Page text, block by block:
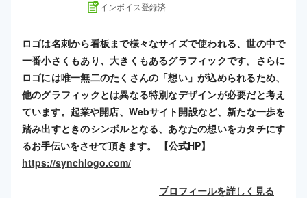
インボイス登録済
ロゴは名刺から看板まで様々なサイズで使われる、世の中で
一番小さくもあり、大きくもあるグラフィックです。さらに
ロゴには唯一無二のたくさんの「想い」が込められるため、
他のグラフィックとは異なる特別なデザインが必要だと考え
ています。起業や開店、Webサイト開設など、新たな一歩を
踏み出すときのシンボルとなる、あなたの想いをカタチにす
るお手伝いをさせて頂きます。 【公式HP】
https://synchlogo.com/
プロフィールを詳しく見る